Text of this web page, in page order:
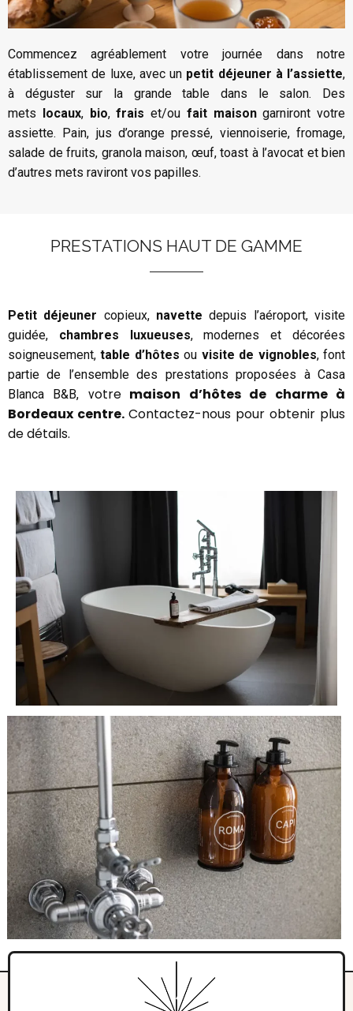
Commencez agréablement votre journée dans notre
établissement de luxe, avec un petit déjeuner à l’assiette,
à déguster sur la grande table dans le salon. Des
mets locaux, bio,frais et/ou fait maisongarniront votre
assiette. Pain, jus d’orange pressé, viennoiserie, fromage,
salade de fruits, granola maison, œuf, toast à l’avocat et bien
d’autres mets raviront vos papilles.
PRESTATIONS HAUT DE GAMME
Petit déjeuner copieux, navettedepuis l’aéroport, visite
guidée, chambres luxueuses, modernes et décorées
soigneusement,table d’hôtes ou visite de vignobles, font
partie de l’ensemble des prestations proposées à Casa
Blanca B&B, votremaison d’hôtes de charme à
Bordeaux centre. Contactez-nous pour obtenir plus
de détails.